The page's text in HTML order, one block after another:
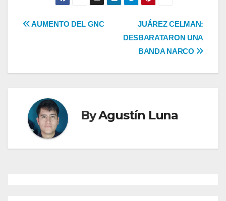
Navegación
entradas
JUÁREZ CELMAN:
DESBARATARON UNA
BANDA NARCO
AUMENTO DEL GNC
ByAgustín Luna